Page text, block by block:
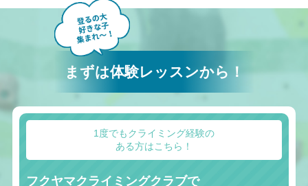
まずは体験レッスンから！
1度でもクライミング経験の
ある方はこちら！
フクヤマクライミングクラブで